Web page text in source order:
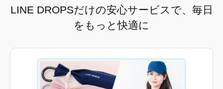
LINE DROPSだけの安心サービスで、毎日
をもっと快適に